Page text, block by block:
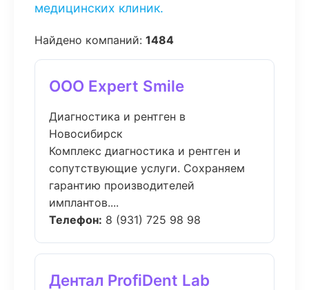
медицинских клиник.
Найдено компаний: 1484
ООО Expert Smile
Диагностика и рентген в
Новосибирск
Комплекс диагностика и рентген и
сопутствующие услуги. Сохраняем
гарантию производителей
имплантов....
Телефон: 8 (931) 725 98 98
Дентал ProfiDent Lab